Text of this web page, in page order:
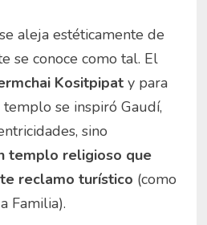
aleja estéticamente de
se conoce como tal. El
Kositpipaty para
se inspiró Gaudí,
sino
templo religioso que
reclamo turístico (como
Familia).